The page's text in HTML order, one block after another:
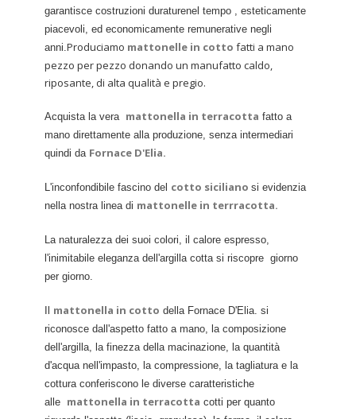
garantisce costruzioni duraturenel tempo , esteticamente
piacevoli, ed economicamente remunerative negli
anni.Produciamo mattonelle in cotto fatti a mano
pezzo per pezzo donando un manufatto caldo,
riposante, di alta qualità e pregio.
Acquista la vera mattonella in terracotta fatto a
mano direttamente alla produzione, senza intermediari
quindi da Fornace D'Elia.
L'inconfondibile fascino del cotto siciliano si evidenzia
nella nostra linea di mattonelle in terrracotta.
La naturalezza dei suoi colori, il calore espresso,
l'inimitabile eleganza dell'argilla cotta si riscopre giorno
per giorno.
mattonella in cotto della Fornace D'Elia. si
riconosce dall'aspetto fatto a mano, la composizione
dell'argilla, la finezza della macinazione, la quantità
d'acqua nell'impasto, la compressione, la tagliatura e la
cottura conferiscono le diverse caratteristiche
alle mattonella in terracotta cotti per quanto